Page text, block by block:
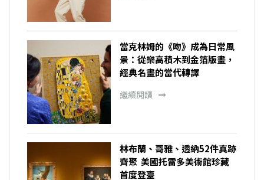
當克林姆的《吻》成為日常風
景：從樂高積木到金箔版畫，
經典名畫的當代轉譯
繼續閱讀
林布蘭、哥雅、透納52件真跡
齊聚 美國托雷多美術館珍藏
首度登臺